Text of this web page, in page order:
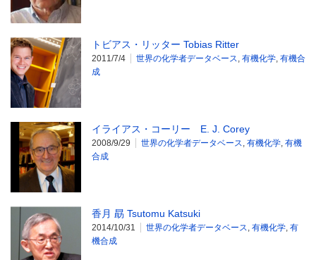
トビアス・リッター Tobias Ritter
2011/7/4 世界の化学者データベース, 有機化学, 有機合
成
イライアス・コーリー E. J. Corey
2008/9/29 世界の化学者データベース, 有機化学, 有機
合成
香月 勗 Tsutomu Katsuki
2014/10/31 世界の化学者データベース, 有機化学, 有
機合成